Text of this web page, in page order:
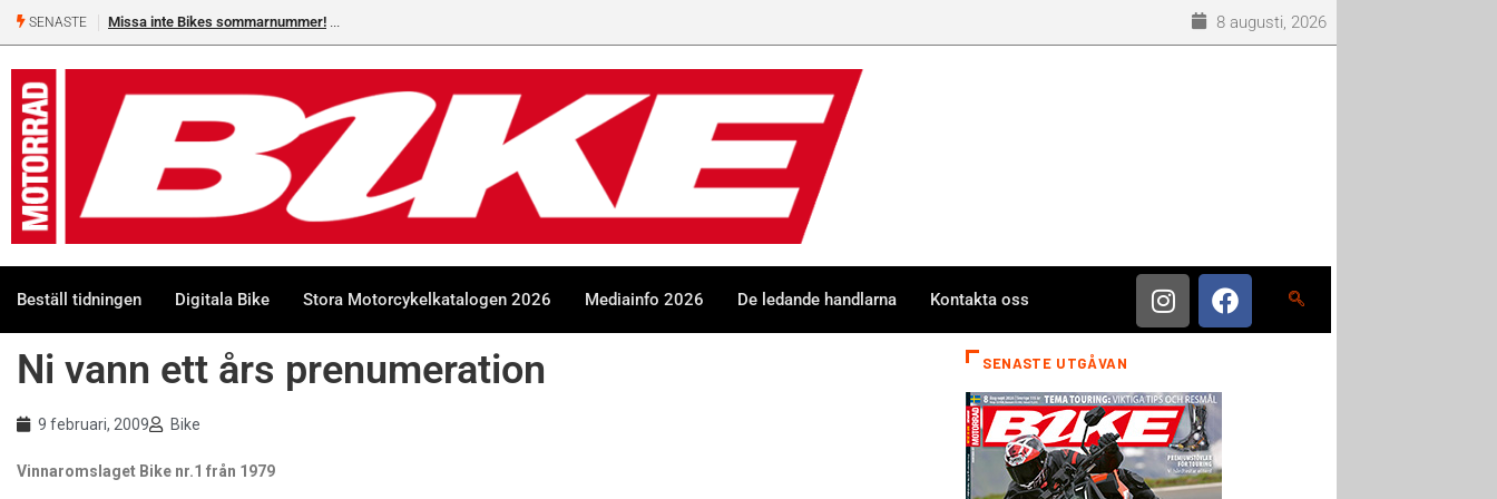
SENASTEMissa inte Bikes sommarnummer! Shelby Turner, klar för GGN 8 augusti, 2026
Beställ tidningen Digitala Bike Stora Motorcykelkatalogen 2026 Mediainfo 2026 De ledande handlarna Kontakta oss
Ni vann ett års prenumeration
9 februari, 2009 Bike
Vinnaromslaget Bike nr.1 från 1979
SENASTE UTGÅVAN